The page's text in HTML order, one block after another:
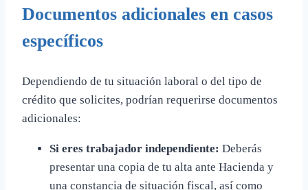
Documentos adicionales en casos
específicos
Dependiendo de tu situación laboral o del tipo de
crédito que solicites, podrían requerirse documentos
adicionales:
Si eres trabajador independiente: Deberás
presentar una copia de tu alta ante Hacienda y
una constancia de situación fiscal, así como